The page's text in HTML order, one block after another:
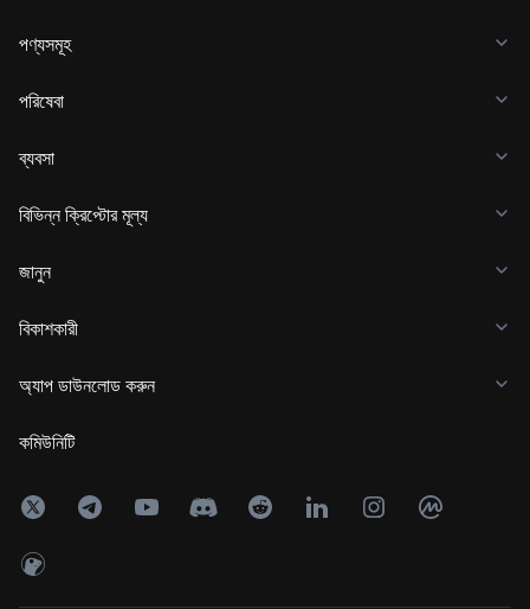
পণ্যসমূহ
পরিষেবা
ব্যবসা
বিভিন্ন ক্রিপ্টোর মূল্য
জানুন
বিকাশকারী
অ্যাপ ডাউনলোড করুন
কমিউনিটি